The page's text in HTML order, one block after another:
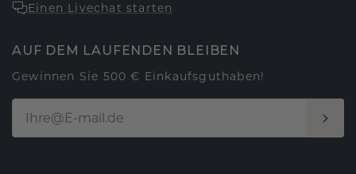
Einen Livechat starten
AUF DEM LAUFENDEN BLEIBEN
Gewinnen Sie 500 € Einkaufsguthaben!